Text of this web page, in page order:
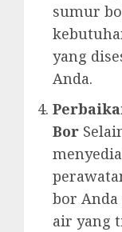
sumur
yang
Anda.
Bor
bor
air yang